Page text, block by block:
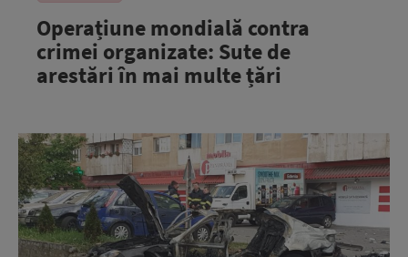
Operațiune mondială contra
crimei organizate: Sute de
arestări în mai multe țări